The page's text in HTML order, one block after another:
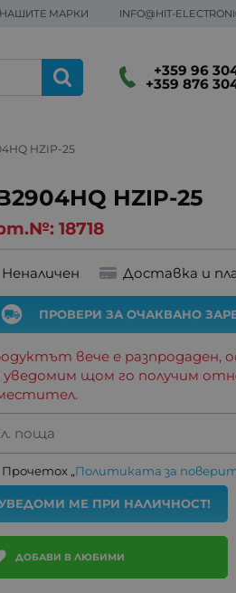
НАШИТЕ МАРКИ INFO@HIT-
+359 96
+359 876
HZIP-25
HZIP-25
18718
Неналичен Доставка и
ПРОВЕРИ ЗА ОЧАКВАНО
вече е разпродаден,
уведомим щом го получим
поща
Прочетох „Политиката за
МЕ ПРИ НАЛИЧНОСТ!
ДОБАВИ В ЛЮБИМИ